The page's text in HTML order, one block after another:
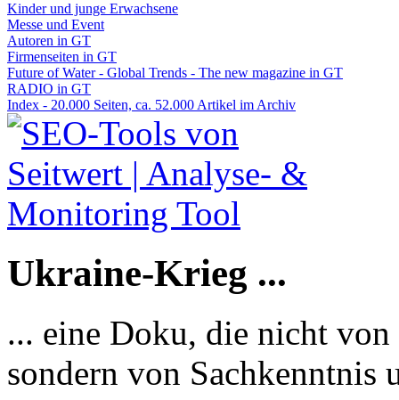
Kinder und junge Erwachsene
Messe und Event
Autoren in GT
Firmenseiten in GT
Future of Water - Global Trends - The new magazine in GT
RADIO in GT
Index - 20.000 Seiten, ca. 52.000 Artikel im Archiv
Ukraine-Krieg ...
... eine Doku, die nicht
sondern von Sachkenntnis